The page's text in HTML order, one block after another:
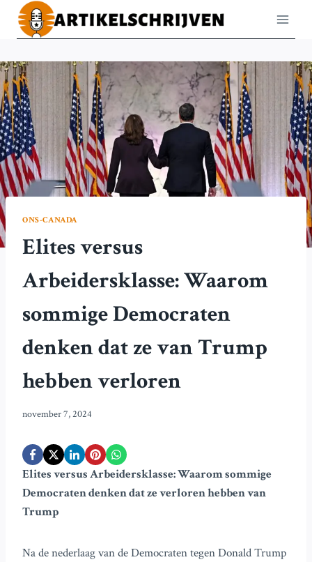
Doorgaan
naar
ONS-CANADA
Elites versus
Arbeidersklasse: Waarom
sommige Democraten
denken dat ze van Trump
hebben verloren
november 7, 2024
Elites versus Arbeidersklasse: Waarom sommige
Democraten denken dat ze verloren hebben van
Trump
Na de nederlaag van de Democraten tegen Donald Trump